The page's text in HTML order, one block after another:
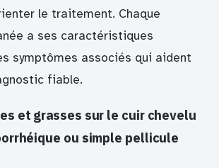
le traitement. Chaque
a ses caractéristiques
symptômes associés qui aident
fiable.
et grasses sur le cuir chevelu
ou simple pellicule